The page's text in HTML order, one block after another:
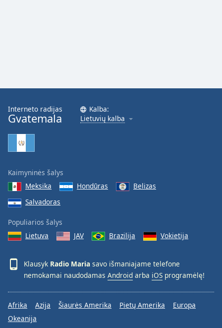
Font
Family
Reset
Close
Modal
Dialog
End
dialog
window.
Interneto radijas
Gvatemala
Kalba:
Lietuvių kalba
Kaimyninės šalys
Meksika
Hondūras
Belizas
Salvadoras
Populiarios šalys
Lietuva
JAV Brazilija Vokietija
Klausyk Radio Maria savo išmaniajame telefone
nemokamai naudodamas Android arba iOS programėlę!
Afrika Azija Šiaurės Amerika Pietų Amerika
Europa
Okeanija